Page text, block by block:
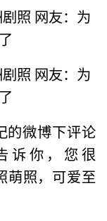
的微博下评论
诉你，您很
照，可爱至